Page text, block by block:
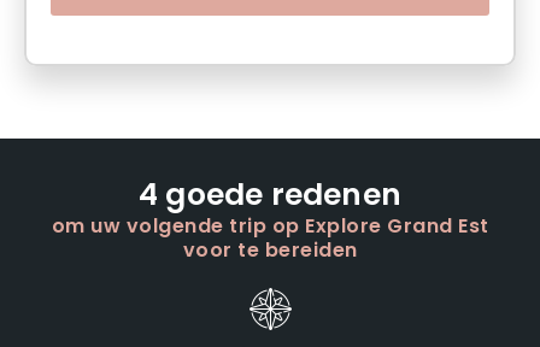
4 goede redenen
om uw volgende trip op Explore Grand Est
voor te bereiden